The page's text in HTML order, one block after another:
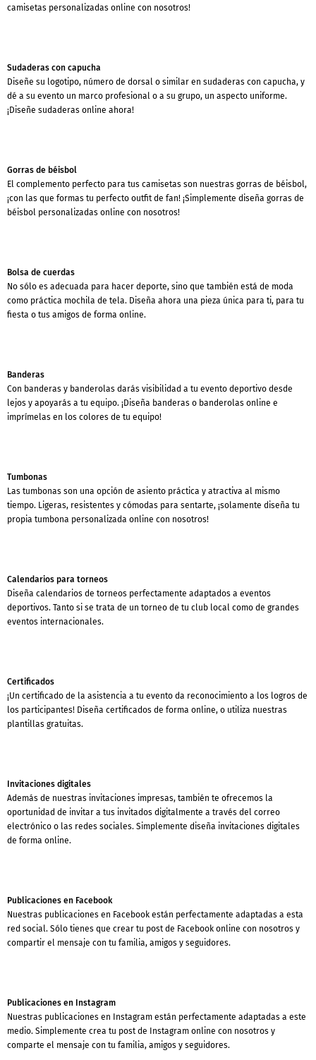
camisetas personalizadas online con nosotros!
Sudaderas con capucha
Diseñe su logotipo, número de dorsal o similar en sudaderas con capucha, y
dé a su evento un marco profesional o a su grupo, un aspecto uniforme.
¡Diseñe sudaderas online ahora!
Gorras de béisbol
El complemento perfecto para tus camisetas son nuestras gorras de béisbol,
¡con las que formas tu perfecto outfit de fan! ¡Simplemente diseña gorras de
béisbol personalizadas online con nosotros!
Bolsa de cuerdas
No sólo es adecuada para hacer deporte, sino que también está de moda
como práctica mochila de tela. Diseña ahora una pieza única para ti, para tu
fiesta o tus amigos de forma online.
Banderas
Con banderas y banderolas darás visibilidad a tu evento deportivo desde
lejos y apoyarás a tu equipo. ¡Diseña banderas o banderolas online e
imprímelas en los colores de tu equipo!
Tumbonas
Las tumbonas son una opción de asiento práctica y atractiva al mismo
tiempo. Ligeras, resistentes y cómodas para sentarte, ¡solamente diseña tu
propia tumbona personalizada online con nosotros!
Calendarios para torneos
Diseña calendarios de torneos perfectamente adaptados a eventos
deportivos. Tanto si se trata de un torneo de tu club local como de grandes
eventos internacionales.
Certificados
¡Un certificado de la asistencia a tu evento da reconocimiento a los logros de
los participantes! Diseña certificados de forma online, o utiliza nuestras
plantillas gratuitas.
Invitaciones digitales
Además de nuestras invitaciones impresas, también te ofrecemos la
oportunidad de invitar a tus invitados digitalmente a través del correo
electrónico o las redes sociales. Simplemente diseña invitaciones digitales
de forma online.
Publicaciones en Facebook
Nuestras publicaciones en Facebook están perfectamente adaptadas a esta
red social. Sólo tienes que crear tu post de Facebook online con nosotros y
compartir el mensaje con tu familia, amigos y seguidores.
Publicaciones en Instagram
Nuestras publicaciones en Instagram están perfectamente adaptadas a este
medio. Simplemente crea tu post de Instagram online con nosotros y
comparte el mensaje con tu familia, amigos y seguidores.